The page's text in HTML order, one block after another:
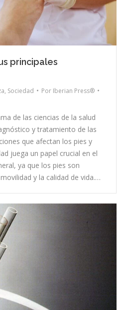
principales
, Sociedad Por Iberian Press®
de las ciencias de la salud
y tratamiento de las
que afectan los pies y
juega un papel crucial en el
ya que los pies son
y la calidad de vida.…